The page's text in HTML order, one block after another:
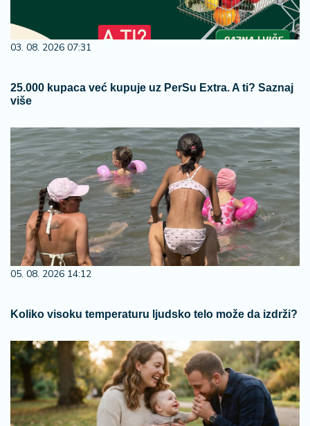
03. 08. 2026 07:31
25.000 kupaca već kupuje uz PerSu Extra. A ti? Saznaj
više
05. 08. 2026 14:12
Koliko visoku temperaturu ljudsko telo može da izdrži?